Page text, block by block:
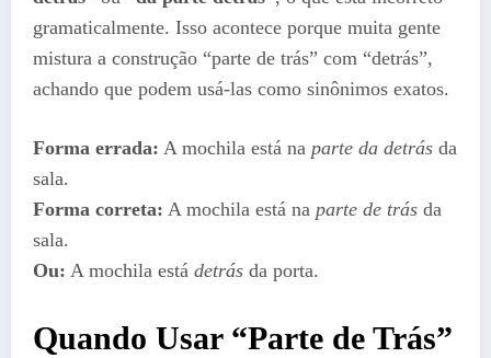
gramaticalmente. Isso acontece porque muita gente
mistura a construção “parte de trás” com “detrás”,
achando que podem usá-las como sinônimos exatos.
Forma errada: A mochila está na parte da detrás da
sala.
Forma correta: A mochila está na parte de trás da
sala.
Ou: A mochila está detrás da porta.
Quando Usar “Parte de Trás”